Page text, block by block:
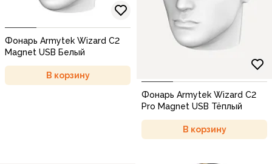
Фонарь Armytek Wizard C2
Magnet USB Белый
В корзину
Фонарь Armytek Wizard C2
Pro Magnet USB Тёплый
В корзину